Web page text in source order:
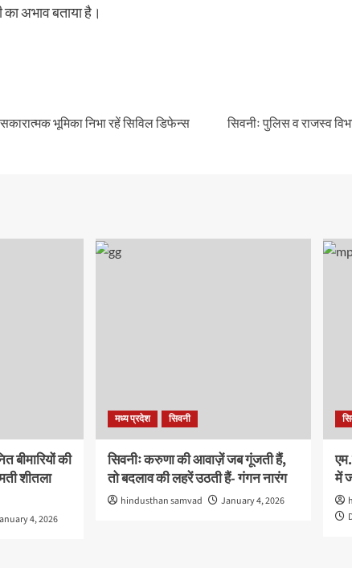
अभाव बताया है।
भूमिका निभा रहें सिविल डिफेन्स
सिवनीः पुलिस व राजस्व
बीमारियों की
शीतला
4, 2026
मध्य प्रदेश सिवनी
सिवनीः करुणा की आवाज़ें जब गूंजती हैं,
तो बदलाव की लहरें उठती हैं- गंगन नारंग
hindusthan samvad January 4, 2026
में